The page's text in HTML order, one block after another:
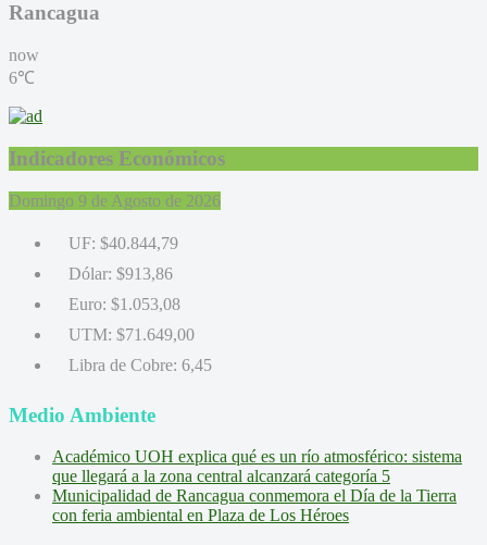
Rancagua
now
6℃
Indicadores Económicos
Domingo 9 de Agosto de 2026
UF: $40.844,79
Dólar: $913,86
Euro: $1.053,08
UTM: $71.649,00
Libra de Cobre: 6,45
Medio Ambiente
Académico UOH explica qué es un río atmosférico: sistema
que llegará a la zona central alcanzará categoría 5
Municipalidad de Rancagua conmemora el Día de la Tierra
con feria ambiental en Plaza de Los Héroes